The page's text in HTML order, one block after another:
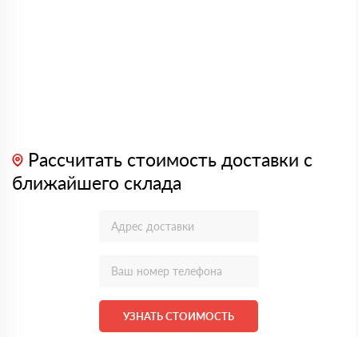
Рассчитать стоимость доставки с
ближайшего склада
УЗНАТЬ СТОИМОСТЬ